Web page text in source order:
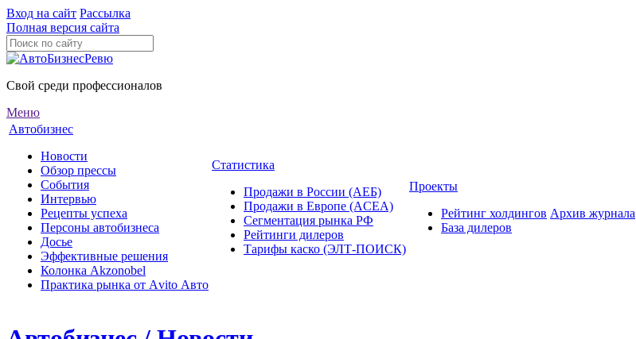
Вход на сайт Рассылка
Полная версия сайта
Свой среди профессионалов
Меню
Автобизнес
Новости
Обзор прессы
События
Интервью
Рецепты успеха
Персоны автобизнеса
Досье
Эффективные решения
Колонка Akzonobel
Практика рынка от Аvito Авто
Статистика
Продажи в России (АЕБ)
Продажи в Европе (ACEA)
Сегментация рынка РФ
Рейтинги дилеров
Тарифы каско (ЭЛТ-ПОИСК)
Проекты
Рейтинг холдингов
База дилеров
Архив журнала